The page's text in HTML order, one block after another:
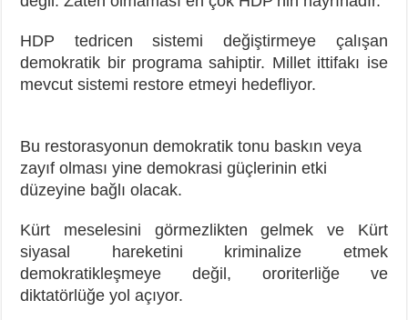
HDP tedricen sistemi değiştirmeye çalışan
demokratik bir programa sahiptir. Millet ittifakı ise
mevcut sistemi restore etmeyi hedefliyor.
Bu restorasyonun demokratik tonu baskın veya
zayıf olması yine demokrasi güçlerinin etki
düzeyine bağlı olacak.
Kürt meselesini görmezlikten gelmek ve Kürt
siyasal hareketini kriminalize etmek
demokratikleşmeye değil, ororiterliğe ve
diktatörlüğe yol açıyor.